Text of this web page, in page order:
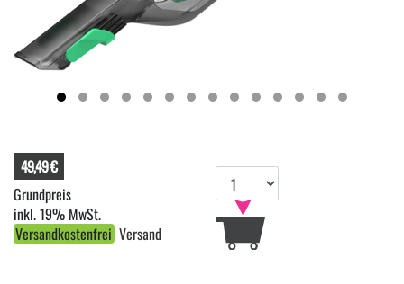
49,49 €
inkl. 19% MwSt.
Versandkostenfrei Versand